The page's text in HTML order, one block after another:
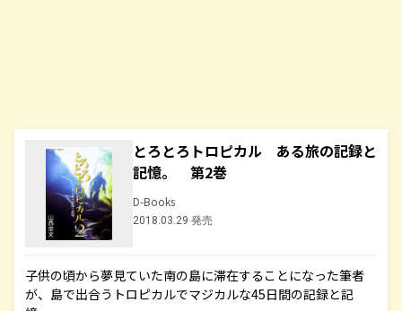
とろとろトロピカル ある旅の記録と
記憶。 第2巻
D-Books
2018.03.29 発売
子供の頃から夢見ていた南の島に滞在することになった筆者
が、島で出合うトロピカルでマジカルな45日間の記録と記